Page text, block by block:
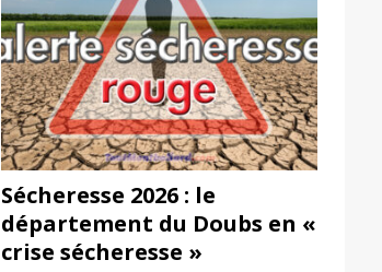
Sécheresse 2026 : le
département du Doubs en «
crise sécheresse »